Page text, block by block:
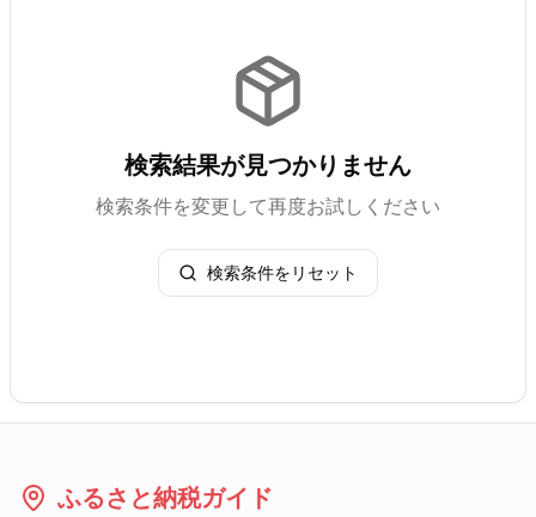
検索結果が見つかりません
検索条件を変更して再度お試しください
検索条件をリセット
ふるさと納税ガイド